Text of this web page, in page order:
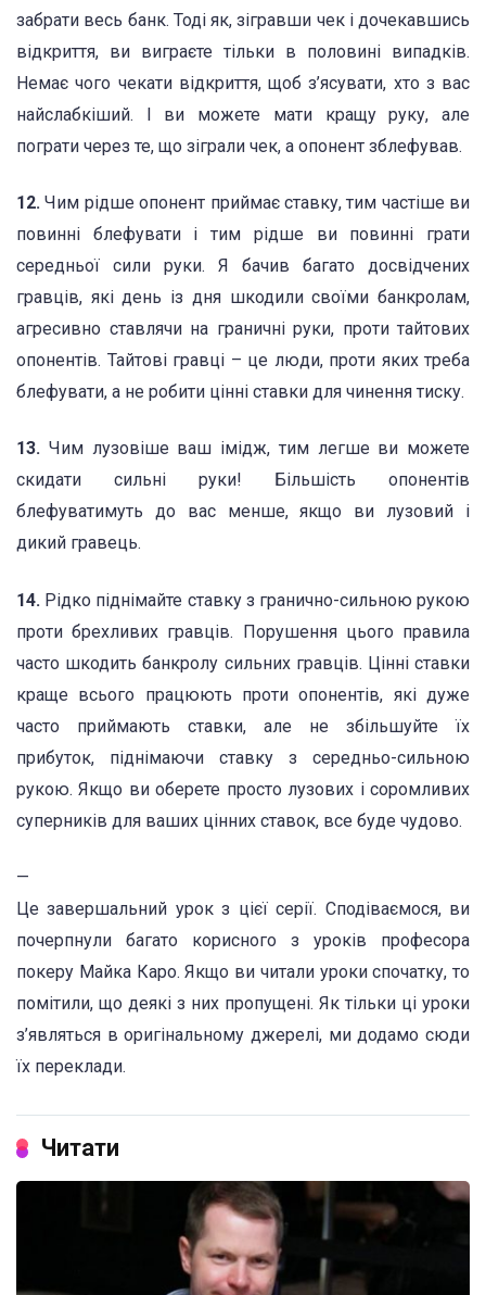
забрати весь банк. Тоді як, зігравши чек і дочекавшись
відкриття, ви виграєте тільки в половині випадків.
Немає чого чекати відкриття, щоб з’ясувати, хто з вас
найслабкіший. І ви можете мати кращу руку, але
пограти через те, що зіграли чек, а опонент зблефував.
12. Чим рідше опонент приймає ставку, тим частіше ви
повинні блефувати і тим рідше ви повинні грати
середньої сили руки. Я бачив багато досвідчених
гравців, які день із дня шкодили своїми банкролам,
агресивно ставлячи на граничні руки, проти тайтових
опонентів. Тайтові гравці – це люди, проти яких треба
блефувати, а не робити цінні ставки для чинення тиску.
13. Чим лузовіше ваш імідж, тим легше ви можете
скидати сильні руки! Більшість опонентів
блефуватимуть до вас менше, якщо ви лузовий і
дикий гравець.
14. Рідко піднімайте ставку з гранично-сильною рукою
проти брехливих гравців. Порушення цього правила
часто шкодить банкролу сильних гравців. Цінні ставки
краще всього працюють проти опонентів, які дуже
часто приймають ставки, але не збільшуйте їх
прибуток, піднімаючи ставку з середньо-сильною
рукою. Якщо ви оберете просто лузових і соромливих
суперників для ваших цінних ставок, все буде чудово.
—
Це завершальний урок з цієї серії. Сподіваємося, ви
почерпнули багато корисного з уроків професора
покеру Майка Каро. Якщо ви читали уроки спочатку, то
помітили, що деякі з них пропущені. Як тільки ці уроки
з’являться в оригінальному джерелі, ми додамо сюди
їх переклади.
Читати